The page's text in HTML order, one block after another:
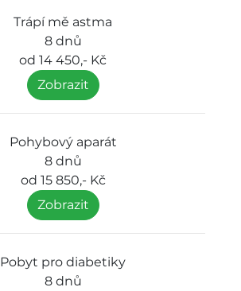
Trápí mě astma
8 dnů
od 14 450,- Kč
Zobrazit
Pohybový aparát
8 dnů
od 15 850,- Kč
Zobrazit
Pobyt pro diabetiky
8 dnů